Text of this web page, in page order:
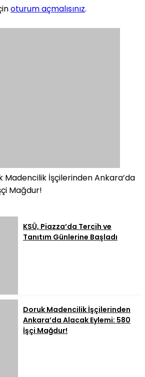
oturum açmalısınız.
Madencilik İşçilerinden Ankara’da
Mağdur!
KSÜ, Piazza’da Tercih ve
Tanıtım Günlerine Başladı
Doruk Madencilik İşçilerinden
Ankara’da Alacak Eylemi: 580
İşçi Mağdur!